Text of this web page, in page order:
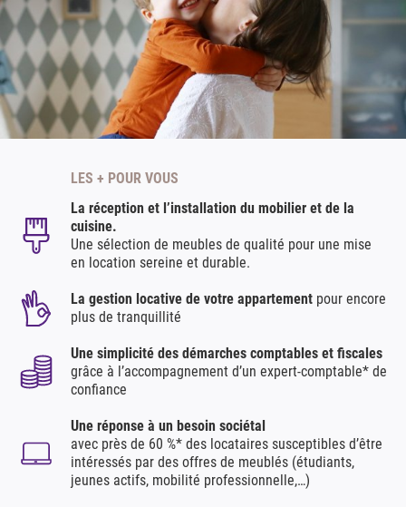
LES + POUR VOUS
La réception et l’installation du mobilier et de la
cuisine.
Une sélection de meubles de qualité pour une mise
en location sereine et durable.
La gestion locative de votre appartement pour encore
plus de tranquillité
Une simplicité des démarches comptables et fiscales
grâce à l’accompagnement d’un expert-comptable* de
confiance
Une réponse à un besoin sociétal
avec près de 60 %* des locataires susceptibles d’être
intéressés par des offres de meublés (étudiants,
jeunes actifs, mobilité professionnelle,…)